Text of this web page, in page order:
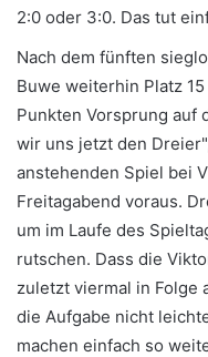
2:0 oder 3:0. Das tut
Nach dem fünften
Buwe weiterhin Platz
Punkten Vorsprung auf
wir uns jetzt den
anstehenden Spiel bei
Freitagabend voraus.
um im Laufe des
rutschen. Dass die
zuletzt viermal in Folge
die Aufgabe nicht
machen einfach so